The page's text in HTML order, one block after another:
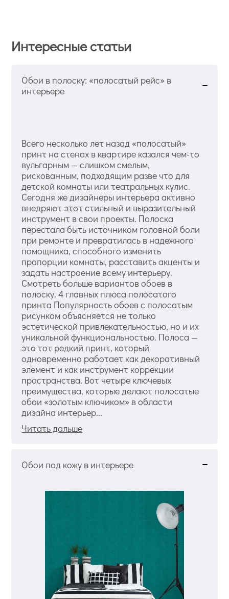
Интересные статьи
Обои в полоску: «полосатый рейс» в
интерьере
Всего несколько лет назад «полосатый»
принт на стенах в квартире казался чем-то
вульгарным — слишком смелым,
рискованным, подходящим разве что для
детской комнаты или театральных кулис.
Сегодня же дизайнеры интерьера активно
внедряют этот стильный и выразительный
инструмент в свои проекты. Полоска
перестала быть источником головной боли
при ремонте и превратилась в надежного
помощника, способного изменить
пропорции комнаты, расставить акценты и
задать настроение всему интерьеру.
Смотреть больше вариантов обоев в
полоску. 4 главных плюса полосатого
принта Популярность обоев с полосатым
рисунком объясняется не только
эстетической привлекательностью, но и их
уникальной функциональностью. Полоса —
это тот редкий принт, который
одновременно работает как декоративный
элемент и как инструмент коррекции
пространства. Вот четыре ключевых
преимущества, которые делают полосатые
обои «золотым ключиком» в области
дизайна интерьер...
Читать дальше
Обои под кожу в интерьере